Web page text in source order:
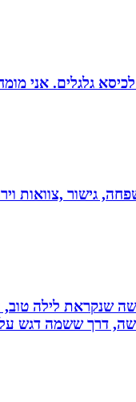
גישור
שנקראת לילה
דרך ששמה דגש